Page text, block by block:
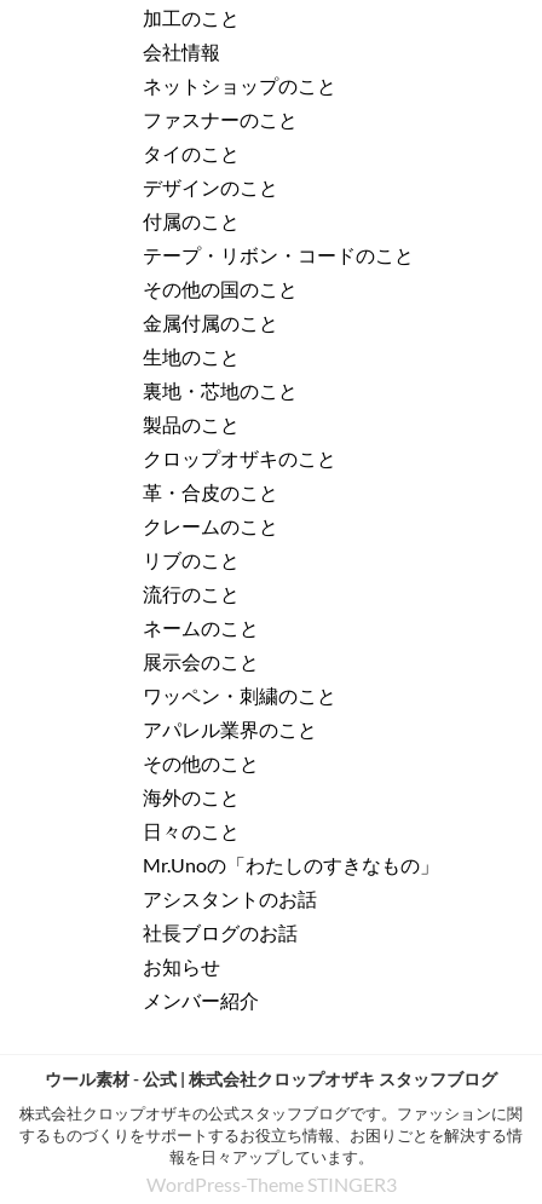
加工のこと
会社情報
ネットショップのこと
ファスナーのこと
タイのこと
デザインのこと
付属のこと
テープ・リボン・コードのこと
その他の国のこと
金属付属のこと
生地のこと
裏地・芯地のこと
製品のこと
クロップオザキのこと
革・合皮のこと
クレームのこと
リブのこと
流行のこと
ネームのこと
展示会のこと
ワッペン・刺繍のこと
アパレル業界のこと
その他のこと
海外のこと
日々のこと
Mr.Unoの「わたしのすきなもの」
アシスタントのお話
社長ブログのお話
お知らせ
メンバー紹介
ウール素材 - 公式 | 株式会社クロップオザキ スタッフブログ
株式会社クロップオザキの公式スタッフブログです。ファッションに関
するものづくりをサポートするお役立ち情報、お困りごとを解決する情
報を日々アップしています。
WordPress-Theme STINGER3